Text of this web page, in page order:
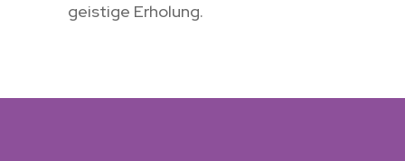
geistige Erholung.